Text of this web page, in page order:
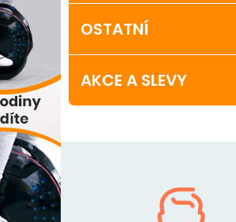
OSTATNÍ
AKCE A SLEVY